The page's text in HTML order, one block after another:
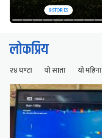
9STORIES
लोकप्रिय
२४ घण्टा यो साता यो महिना